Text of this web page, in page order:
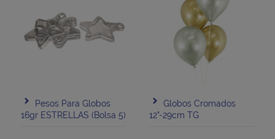
Pesos Para Globos
16gr ESTRELLAS (bolsa 5)
Globos Cromados
12"-29cm TG